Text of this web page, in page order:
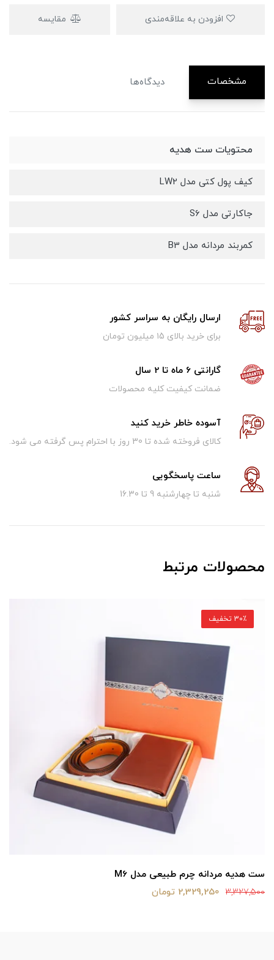
مقایسه
مشخصات دیدگاه‌ها
محتویات ست هدیه
کیف پول کتی مدل LW2
جاکارتی مدل S6
کمربند مردانه مدل B3
ارسال رایگان به سراسر کشور
برای خرید بالای ۱5 میلیون تومان
گارانتی 6 ماه تا 2 سال
ضمانت کیفیت کلیه محصولات
آسوده خاطر خرید کنید
کالای فروخته شده تا 30 روز با احترام پس گرفته می شود.
ساعت پاسخگویی
شنبه تا چهارشنبه 9 تا 16.30
محصولات مرتبط
ست هدیه مردانه چرم طبیعی مدل M6
3,327,500 2,329,250 تومان
30٪ تخفیف